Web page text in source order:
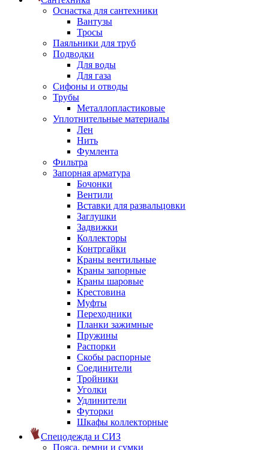
Оснастка для сантехники
Вантузы
Тросы
Паяльники для труб
Подводки
Для воды
Для газа
Сифоны и отводы
Трубы
Металлопластиковые
Уплотнительные материалы
Лен
Нить
Фумлента
Фильтра
Запорная арматура
Бочонки
Вентили
Вставки для развальцовки
Заглушки
Задвижки
Коллекторы
Контргайки
Краны вентильные
Краны запорные
Краны шаровые
Крестовина
Муфты
Переходники
Планки зажимные
Пружины
Распорки
Скобы распорные
Соединители
Тройники
Уголки
Удлинители
Футорки
Шкафы коллекторные
Спецодежда и СИЗ
Пояса, ремни и сумки